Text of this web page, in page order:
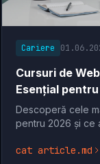
Cariere
Cursuri de
Esențial
Descoperă cele
pentru 2026 și ce
cat article.md